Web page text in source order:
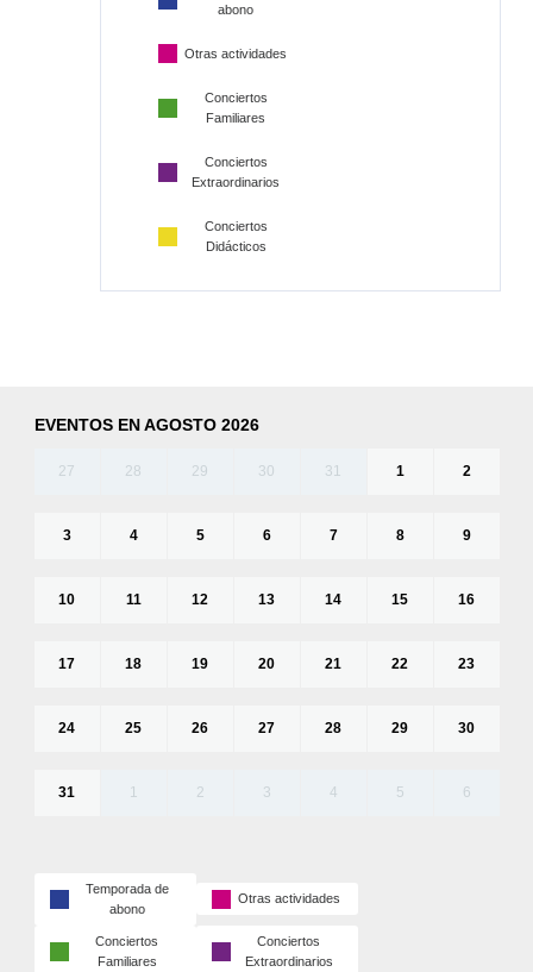
abono
Otras actividades
Conciertos
Familiares
Conciertos
Extraordinarios
Conciertos
Didácticos
EVENTOS EN AGOSTO 2026
27 28 29 30 31 1 2
3 4 5 6 7 8 9
10 11 12 13 14 15 16
17 18 19 20 21 22 23
24 25 26 27 28 29 30
31 1 2 3 4 5 6
Temporada de
abono
Otras actividades
Conciertos
Familiares
Conciertos
Extraordinarios